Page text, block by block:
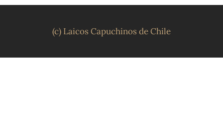
(c) Laicos Capuchinos de Chile